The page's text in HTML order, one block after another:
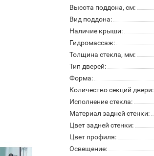
Высота поддона, см:
Вид поддона:
Наличие крыши:
Гидромассаж:
Толщина стекла, мм:
Тип дверей:
Форма:
Количество секций двери:
Исполнение стекла:
Материал задней стенки:
Цвет задней стенки:
Цвет профиля:
Освещение: